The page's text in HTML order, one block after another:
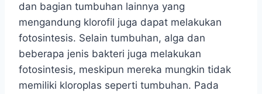
dan bagian tumbuhan lainnya yang
mengandung klorofil juga dapat melakukan
fotosintesis. Selain tumbuhan, alga dan
beberapa jenis bakteri juga melakukan
fotosintesis, meskipun mereka mungkin tidak
memiliki kloroplas seperti tumbuhan. Pada